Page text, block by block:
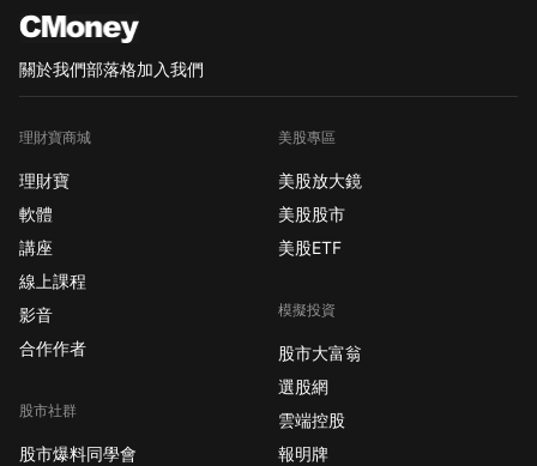
關於我們部落格加入我們
理財寶商城
理財寶
軟體
講座
線上課程
影音
合作作者
股市社群
股市爆料同學會
美股專區
美股放大鏡
美股股市
美股ETF
模擬投資
股市大富翁
選股網
雲端控股
報明牌